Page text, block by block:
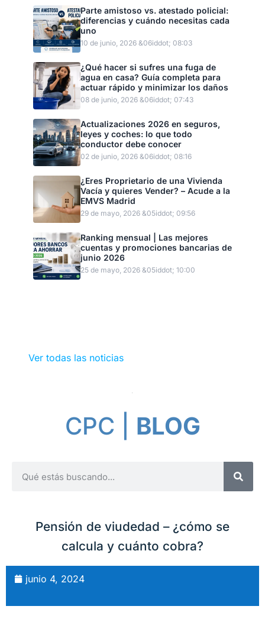
Parte amistoso vs. atestado policial:
diferencias y cuándo necesitas cada
uno
10 de junio, 2026 &06iddot; 08:03
¿Qué hacer si sufres una fuga de
agua en casa? Guía completa para
actuar rápido y minimizar los daños
08 de junio, 2026 &06iddot; 07:43
Actualizaciones 2026 en seguros,
leyes y coches: lo que todo
conductor debe conocer
02 de junio, 2026 &06iddot; 08:16
¿Eres Proprietario de una Vivienda
Vacía y quieres Vender? – Acude a la
EMVS Madrid
29 de mayo, 2026 &05iddot; 09:56
Ranking mensual | Las mejores
cuentas y promociones bancarias de
junio 2026
25 de mayo, 2026 &05iddot; 10:00
Ver todas las noticias
CPC | BLOG
Pensión de viudedad – ¿cómo se
calcula y cuánto cobra?
junio 4, 2024